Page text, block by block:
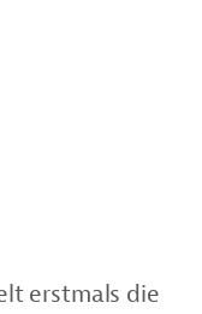
erstmals die